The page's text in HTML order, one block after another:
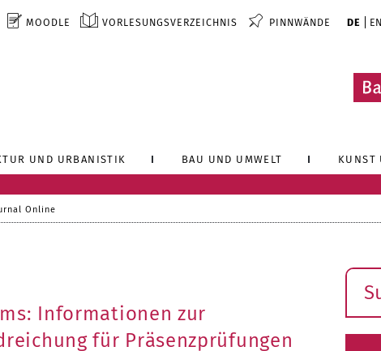
MOODLE VORLESUNGSVERZEICHNIS PINNWÄNDE DE EN
UND URBANISTIK BAU UND UMWELT KUNST
Online
Informationen zur
für Präsenzprüfungen
Suche